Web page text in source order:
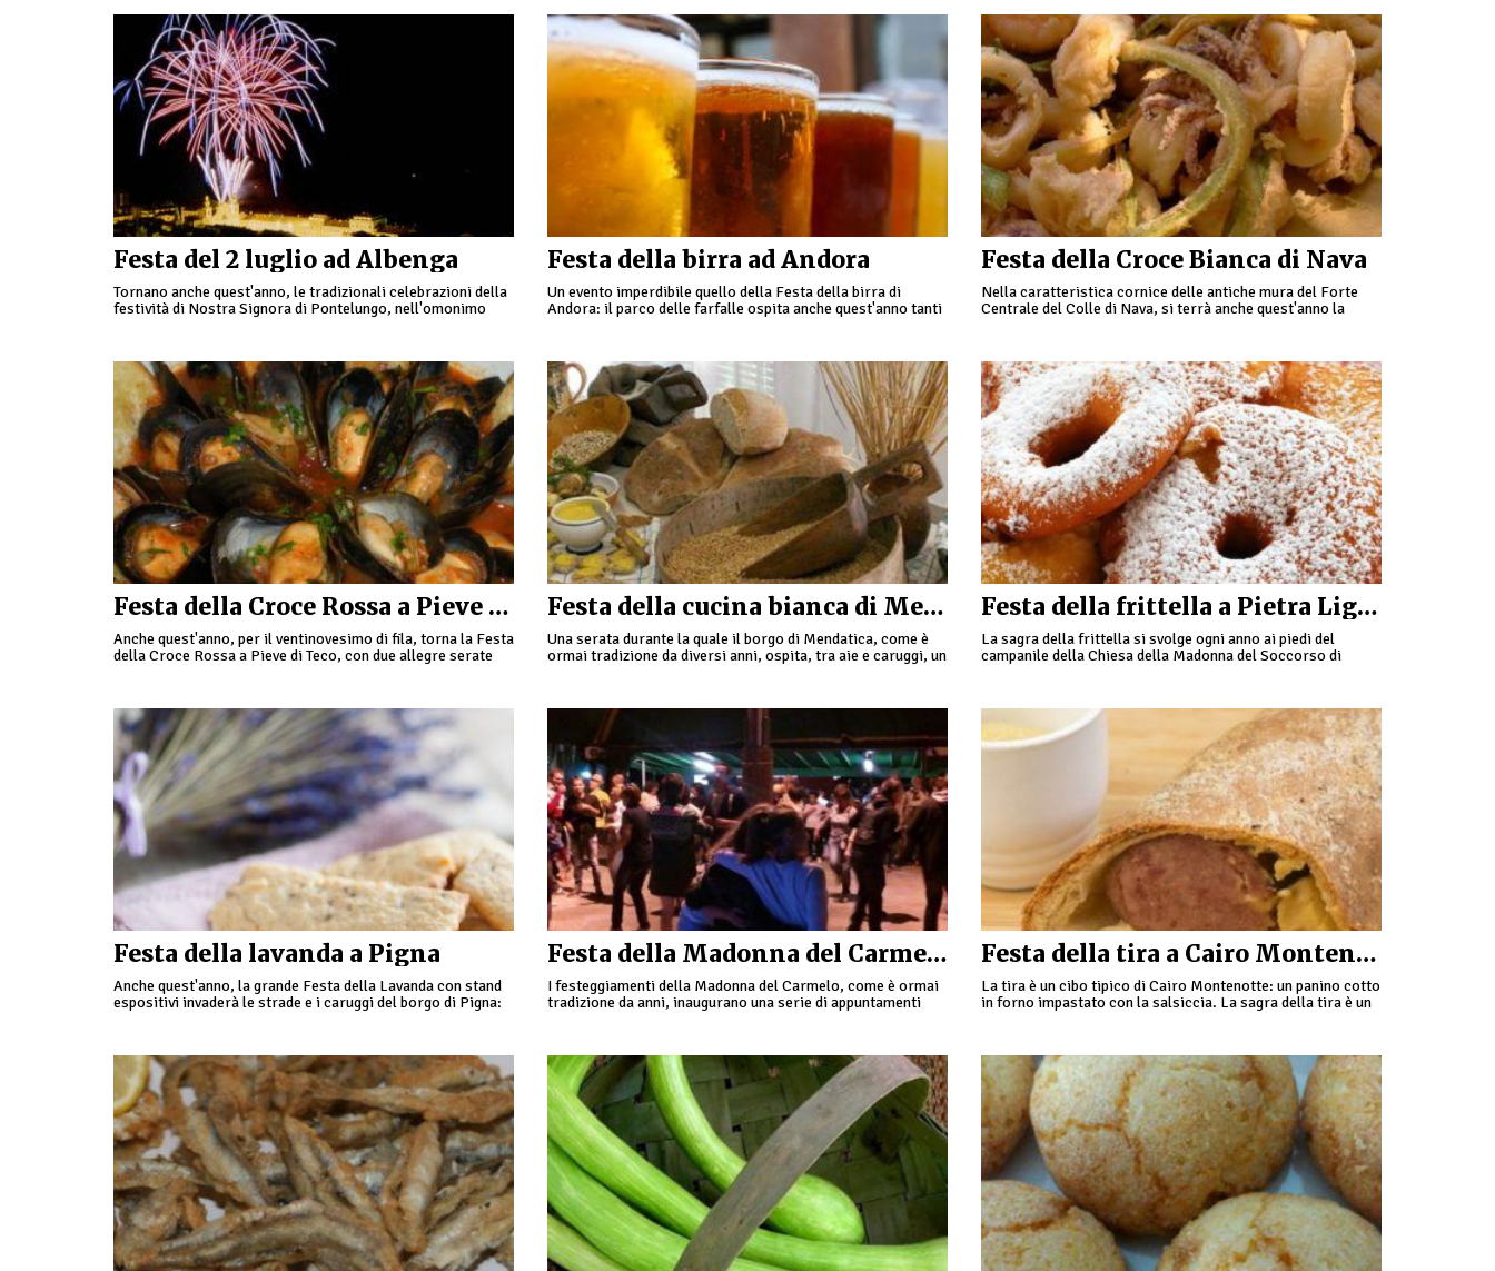
Festa del 2 luglio ad Albenga
Tornano anche quest'anno, le tradizionali celebrazioni della
festività di Nostra Signora di Pontelungo, nell'omonimo
Festa della birra ad Andora
Un evento imperdibile quello della Festa della birra di
Andora: il parco delle farfalle ospita anche quest'anno tanti
Festa della Croce Bianca di Nava
Nella caratteristica cornice delle antiche mura del Forte
Centrale del Colle di Nava, si terrà anche quest'anno la
Festa della Croce Rossa a Pieve di Teco
Anche quest'anno, per il ventinovesimo di fila, torna la Festa
della Croce Rossa a Pieve di Teco, con due allegre serate
Festa della cucina bianca di Mendatica
Una serata durante la quale il borgo di Mendatica, come è
ormai tradizione da diversi anni, ospita, tra aie e caruggi, un
Festa della frittella a Pietra Ligure
La sagra della frittella si svolge ogni anno ai piedi del
campanile della Chiesa della Madonna del Soccorso di
Festa della lavanda a Pigna
Anche quest'anno, la grande Festa della Lavanda con stand
espositivi invaderà le strade e i caruggi del borgo di Pigna:
Festa della Madonna del Carmelo a Verdeggia
I festeggiamenti della Madonna del Carmelo, come è ormai
tradizione da anni, inaugurano una serie di appuntamenti
Festa della tira a Cairo Montenotte
La tira è un cibo tipico di Cairo Montenotte: un panino cotto
in forno impastato con la salsiccia. La sagra della tira è un